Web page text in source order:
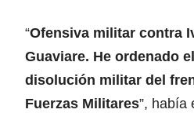
“Ofensiva militar contra
Guaviare. He ordenado
disolución militar del
Fuerzas Militares”, había